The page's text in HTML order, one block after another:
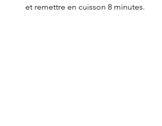
et remettre en cuisson 8 minutes.